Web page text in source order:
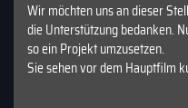
Wir möchten uns an dieser
die Unterstützung bedanken.
so ein Projekt umzusetzen.
Sie sehen vor dem Hauptfilm